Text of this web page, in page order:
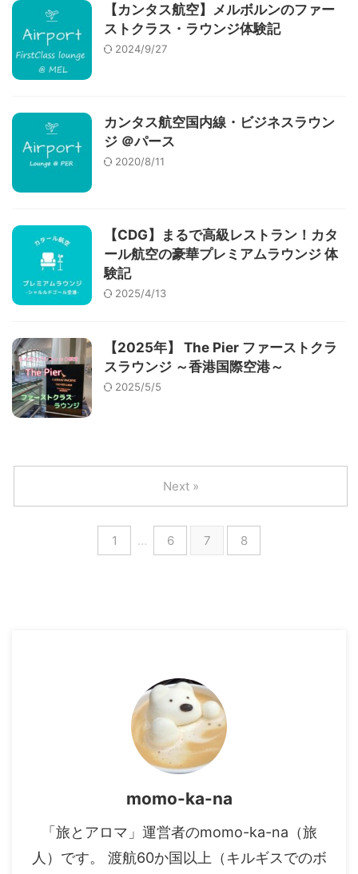
【カンタス航空】メルボルンのファー
ストクラス・ラウンジ体験記
2024/9/27
カンタス航空国内線・ビジネスラウン
ジ ＠パース
2020/8/11
【CDG】まるで高級レストラン！カタ
ール航空の豪華プレミアムラウンジ 体
験記
2025/4/13
【2025年】 The Pier ファーストクラ
スラウンジ ～香港国際空港～
2025/5/5
1 … 6 7 8
Next »
momo-ka-na
「旅とアロマ」運営者のmomo-ka-na（旅
人）です。 渡航60か国以上（キルギスでのボ